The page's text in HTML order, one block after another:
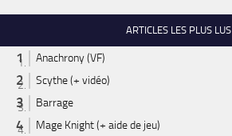
ARTICLES LES PLUS LUS
Anachrony (VF)
Scythe (+ vidéo)
Barrage
Mage Knight (+ aide de jeu)